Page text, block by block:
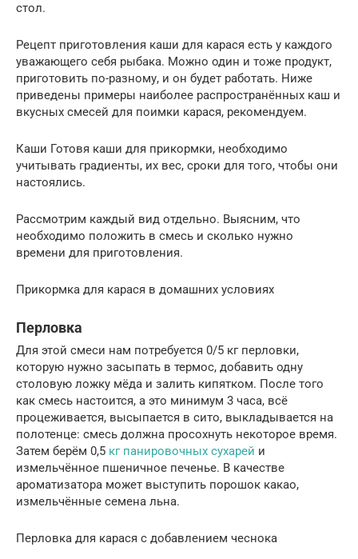
стол.
Рецепт приготовления каши для карася есть у каждого
уважающего себя рыбака. Можно один и тоже продукт,
приготовить по-разному, и он будет работать. Ниже
приведены примеры наиболее распространённых каш и
вкусных смесей для поимки карася, рекомендуем.
Каши Готовя каши для прикормки, необходимо
учитывать градиенты, их вес, сроки для того, чтобы они
настоялись.
Рассмотрим каждый вид отдельно. Выясним, что
необходимо положить в смесь и сколько нужно
времени для приготовления.
Прикормка для карася в домашних условиях
Перловка
Для этой смеси нам потребуется 0/5 кг перловки,
которую нужно засыпать в термос, добавить одну
столовую ложку мёда и залить кипятком. После того
как смесь настоится, а это минимум 3 часа, всё
процеживается, высыпается в сито, выкладывается на
полотенце: смесь должна просохнуть некоторое время.
Затем берём 0,5 кг панировочных сухарей и
измельчённое пшеничное печенье. В качестве
ароматизатора может выступить порошок какао,
измельчённые семена льна.
Перловка для карася с добавлением чеснока